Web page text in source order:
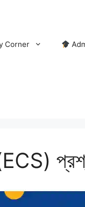
Corner
(ECS)